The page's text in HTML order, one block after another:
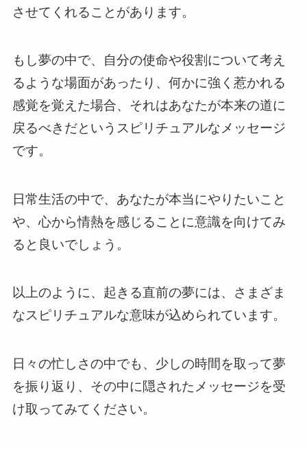
させてくれることがあります。
もし夢の中で、自分の使命や役割について考え
るような場面があったり、何かに強く惹かれる
感覚を覚えた場合、それはあなたが本来の道に
戻るべきだというスピリチュアルなメッセージ
です。
日常生活の中で、あなたが本当にやりたいこと
や、心から情熱を感じることに意識を向けてみ
ると良いでしょう。
以上のように、起きる直前の夢には、さまざま
なスピリチュアルな意味が込められています。
日々の忙しさの中でも、少しの時間を取って夢
を振り返り、その中に隠されたメッセージを受
け取ってみてください。